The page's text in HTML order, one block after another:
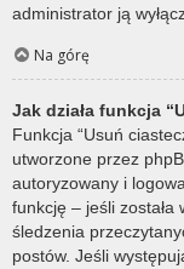
administrator ją
Na górę
Jak działa funkcja
Funkcja “Usuń
utworzone przez
autoryzowany i
funkcję – jeśli została
śledzenia
postów. Jeśli